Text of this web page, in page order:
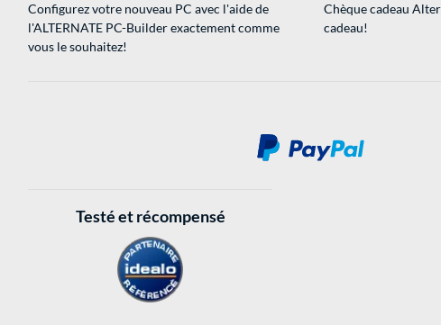
Configurez votre nouveau PC avec l'aide de
l'ALTERNATE PC-Builder exactement comme
vous le souhaitez!
Chèque cadeau
cadeau!
Testé et récompensé